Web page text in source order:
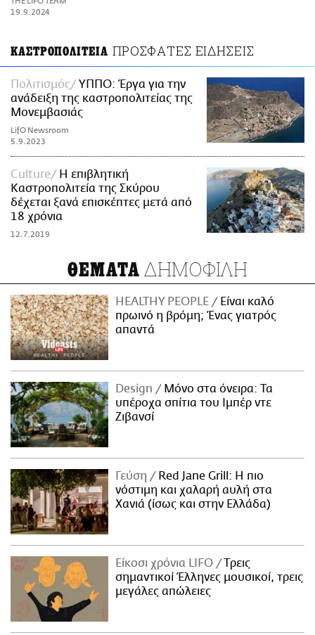
ΑΜΠΑ
19.9.2024
ΚΑΣΤΡΟΠΟΛΙΤΕΙΑ ΠΡΟΣΦΑΤΕΣ ΕΙΔΗΣΕΙΣ
Πολιτισμός
ΥΠΠΟ: Έργα για την
ανάδειξη της καστροπολιτείας της
Μονεμβασιάς
LifO Newsroom
5.9.2023
Culture
Η επιβλητική
Καστροπολιτεία της Σκύρου
δέχεται ξανά επισκέπτες μετά από
18 χρόνια
12.7.2019
ΘΕΜΑΤΑ ΔΗΜΟΦΙΛΗ
HEALTHY PEOPLE
Είναι καλό
πρωινό η βρόμη; Ένας γιατρός
απαντά
Design
Μόνο στα όνειρα: Τα
υπέροχα σπίτια του Ιμπέρ ντε
Ζιβανσί
Γεύση
Red Jane Grill: Η πιο
νόστιμη και χαλαρή αυλή στα
Χανιά (ίσως και στην Ελλάδα)
Είκοσι χρόνια LIFO
Tρεις
σημαντικοί Έλληνες μουσικοί, τρεις
μεγάλες απώλειες